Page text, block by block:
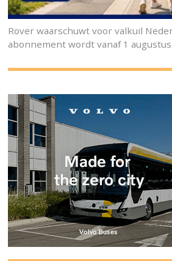
Rover waarschuwt voor valkuil
abonnement wordt vanaf 1